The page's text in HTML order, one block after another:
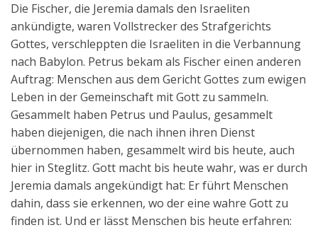
Die Fischer, die Jeremia damals den Israeliten
ankündigte, waren Vollstrecker des Strafgerichts
Gottes, verschleppten die Israeliten in die Verbannung
nach Babylon. Petrus bekam als Fischer einen anderen
Auftrag: Menschen aus dem Gericht Gottes zum ewigen
Leben in der Gemeinschaft mit Gott zu sammeln.
Gesammelt haben Petrus und Paulus, gesammelt
haben diejenigen, die nach ihnen ihren Dienst
übernommen haben, gesammelt wird bis heute, auch
hier in Steglitz. Gott macht bis heute wahr, was er durch
Jeremia damals angekündigt hat: Er führt Menschen
dahin, dass sie erkennen, wo der eine wahre Gott zu
finden ist. Und er lässt Menschen bis heute erfahren: